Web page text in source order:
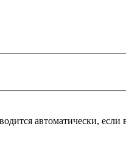
автоматически,